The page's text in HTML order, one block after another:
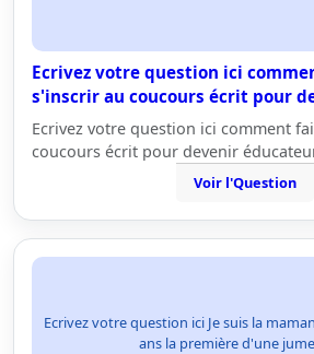
Ecrivez votre question ici
s'inscrir au coucours écrit pour
Ecrivez votre question ici comment
coucours écrit pour devenir
Voir l'Question
Ecrivez votre question ici Je suis la
ans la première d'une